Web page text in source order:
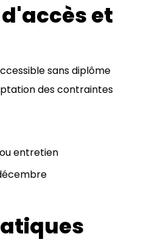
et
sans diplôme
des contraintes
entretien